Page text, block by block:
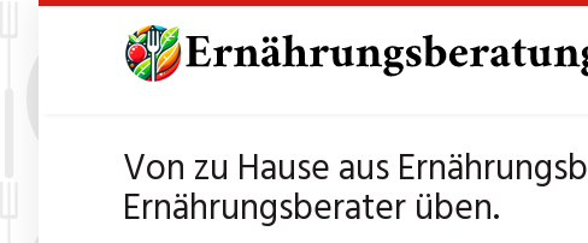
Von zu Hause aus
Ernährungsberater üben.